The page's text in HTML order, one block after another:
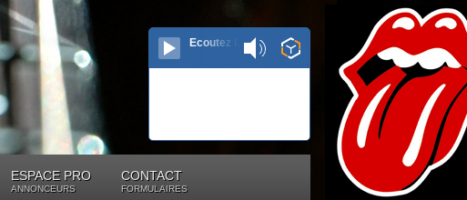
Ecoutez le direct...
ESPACE PRO
ANNONCEURS
CONTACT
FORMULAIRES